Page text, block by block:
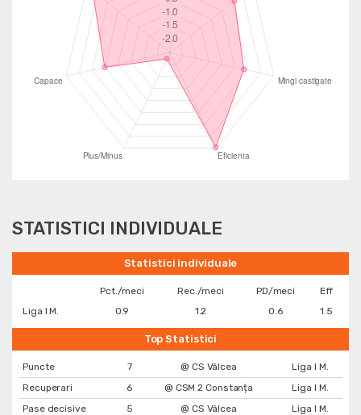
STATISTICI INDIVIDUALE
Statistici individuale
Pct./meci Rec./meci PD/meci
Eff
Liga I M.
0.9 1.2 0.6 1.5
Top Statistici
Puncte 7 @ CS Vâlcea
Liga I M.
Recuperari
6 @ CSM 2 Constanța
Liga I M.
Pase decisive
5 @ CS Vâlcea Liga I M.